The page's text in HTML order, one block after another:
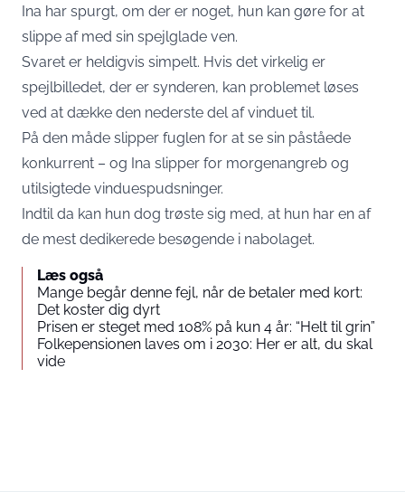
Ina har spurgt, om der er noget, hun kan gøre for at
slippe af med sin spejlglade ven.
Svaret er heldigvis simpelt. Hvis det virkelig er
spejlbilledet, der er synderen, kan problemet løses
ved at dække den nederste del af vinduet til.
På den måde slipper fuglen for at se sin påståede
konkurrent – og Ina slipper for morgenangreb og
utilsigtede vinduespudsninger.
Indtil da kan hun dog trøste sig med, at hun har en af
de mest dedikerede besøgende i nabolaget.
Læs også
Mange begår denne fejl, når de betaler med kort:
Det koster dig dyrt
Prisen er steget med 108% på kun 4 år: “Helt til grin”
Folkepensionen laves om i 2030: Her er alt, du skal
vide